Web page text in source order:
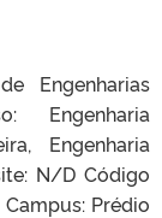
Engenharias
Engenharia
Engenharia
N/D Código
Prédio